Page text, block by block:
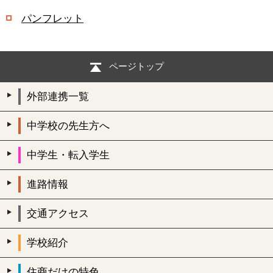
パンフレット
ページトップ
外部連携一覧
中学校の先生方へ
中学生・転入学生
進路情報
交通アクセス
学校紹介